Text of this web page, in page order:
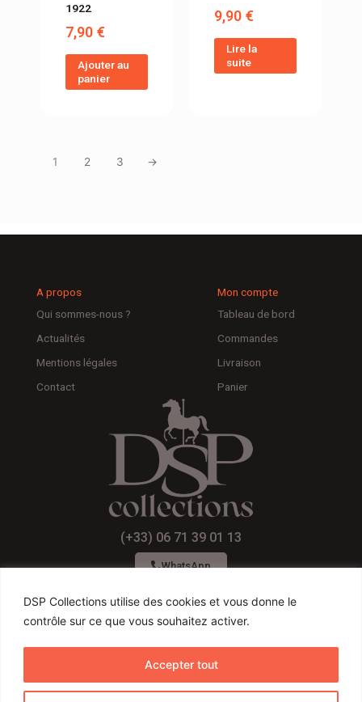
DSP Collections utilise des cookies et vous donne le
contrôle sur ce que vous souhaitez activer.
Accepter tout
1922
7,90€
Ajouter au
panier
9,90€
Lire la
suite
1 2 3 →
A propos
Qui sommes-nous ?
Actualités
Mentions légales
Contact
Mon compte
Tableau de bord
Commandes
Livraison
Panier
(+33) 06 71 39 01 13
WhatsApp
a
c
n
s
o
u